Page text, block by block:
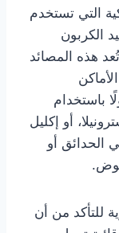
التي تستخدم
الكربون
هذه المصائد
باستخدام
أو إكليل
الحدائق أو
للتأكد من أن